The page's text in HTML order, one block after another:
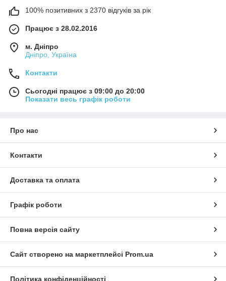
100% позитивних з 2370 відгуків за рік
Працює з 28.02.2016
м. Дніпро
Дніпро, Україна
Контакти
Сьогодні працює з 09:00 до 20:00
Показати весь графік роботи
Про нас
Контакти
Доставка та оплата
Графік роботи
Повна версія сайту
Сайт створено на маркетплейсі Prom.ua
Політика конфіденційності